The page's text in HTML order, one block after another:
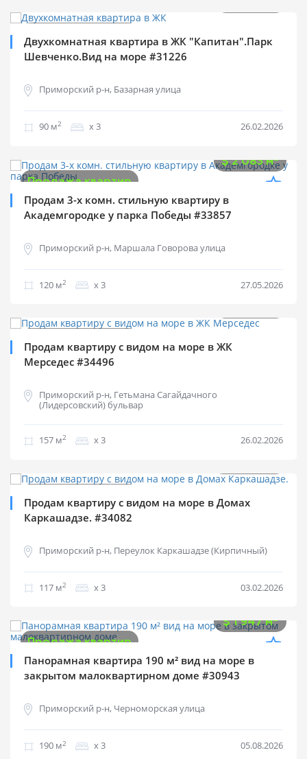
Двухкомнатная квартира в ЖК "Капитан".Парк
Шевченко.Вид на море #31226
Приморский р-н, Базарная улица
90 м2 х 3 26.02.2026
$2 083 м2
Продажа квартир
Продам 3-х комн. стильную квартиру в
Академгородке у парка Победы #33857
Приморский р-н, Маршала Говорова улица
120 м2 х 3 27.05.2026
Продам квартиру с видом на море в ЖК
Мерседес #34496
Приморский р-н, Гетьмана Сагайдачного
(Лидерсовский) бульвар
157 м2 х 3 26.02.2026
Продам квартиру с видом на море в Домах
Каркашадзе. #34082
Приморский р-н, Переулок Каркашадзе (Кирпичный)
117 м2 х 3 03.02.2026
$1 947 м2
Продажа квартир
Панорамная квартира 190 м² вид на море в
закрытом малоквартирном доме #30943
Приморский р-н, Черноморская улица
190 м2 х 3 05.08.2026